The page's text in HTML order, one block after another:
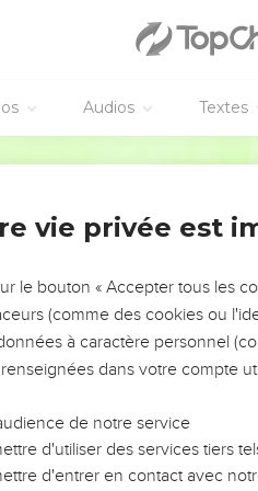
Audios Textes
sœur Qui n’a point encore de
planche de cèdre.
à Baal-Hamôn ; Il remit la
l’ai devant moi. A toi,
! Des amis sont attentifs à ta
aimé ! Sois semblable à la
vie privée est
le bouton « Accepter tous les
(comme des cookies ou
à caractère personnel
dans votre compte
de notre service
d'utiliser des services tiers
d'entrer en contact avec